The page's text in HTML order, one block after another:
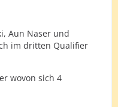
Aun Naser und
im dritten Qualifier
wovon sich 4